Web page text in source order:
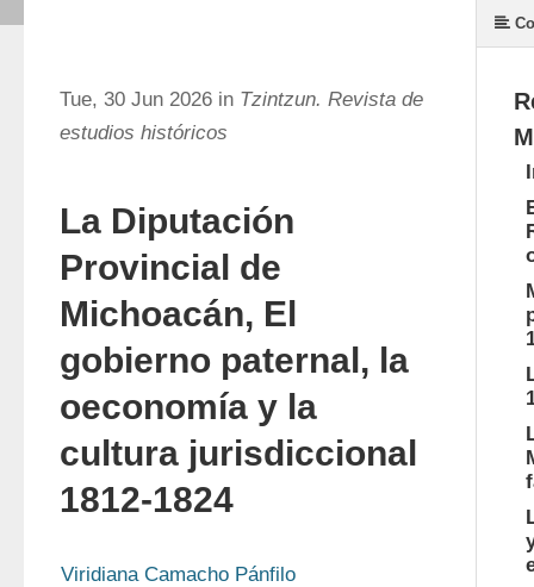
Tue, 30 Jun 2026 in Tzintzun. Revista de
estudios históricos
La Diputación
Provincial de
Michoacán, El
gobierno paternal, la
oeconomía y la
cultura jurisdiccional
1812-1824
Viridiana Camacho Pánfilo